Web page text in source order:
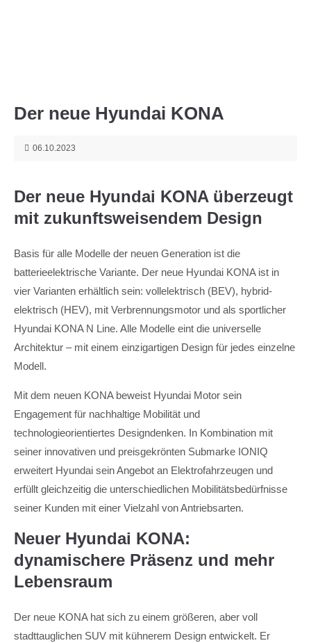
Der neue Hyundai KONA
06.10.2023
Der neue Hyundai KONA überzeugt
mit zukunftsweisendem Design
Basis für alle Modelle der neuen Generation ist die
batterieelektrische Variante. Der neue Hyundai KONA ist in
vier Varianten erhältlich sein: vollelektrisch (BEV), hybrid-
elektrisch (HEV), mit Verbrennungsmotor und als sportlicher
Hyundai KONA N Line. Alle Modelle eint die universelle
Architektur – mit einem einzigartigen Design für jedes einzelne
Modell.
Mit dem neuen KONA beweist Hyundai Motor sein
Engagement für nachhaltige Mobilität und
technologieorientiertes Designdenken. In Kombination mit
seiner innovativen und preisgekrönten Submarke IONIQ
erweitert Hyundai sein Angebot an Elektrofahrzeugen und
erfüllt gleichzeitig die unterschiedlichen Mobilitätsbedürfnisse
seiner Kunden mit einer Vielzahl von Antriebsarten.
Neuer Hyundai KONA:
dynamischere Präsenz und mehr
Lebensraum
Der neue KONA hat sich zu einem größeren, aber voll
stadttauglichen SUV mit kühnerem Design entwickelt. Er